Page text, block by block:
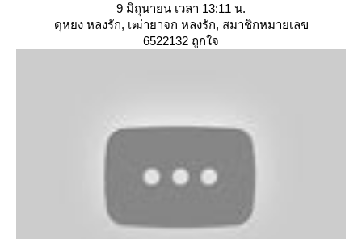
9 มิถุนายน เวลา 13:11 น.
ดุหยง หลงรัก, เฒ่ายาจก หลงรัก, สมาชิกหมายเลข
6522132 ถูกใจ